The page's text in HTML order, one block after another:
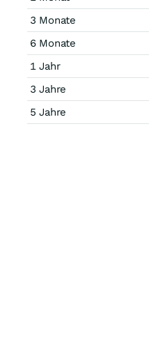
3 Monate
6 Monate
1 Jahr
3 Jahre
5 Jahre